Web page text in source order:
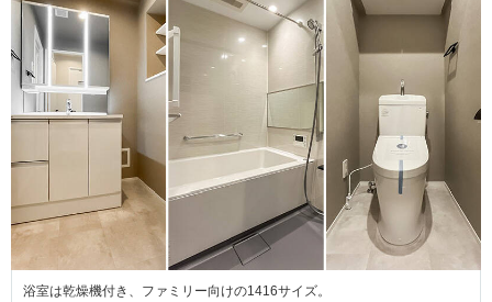
浴室は乾燥機付き、ファミリー向けの1416サイズ。